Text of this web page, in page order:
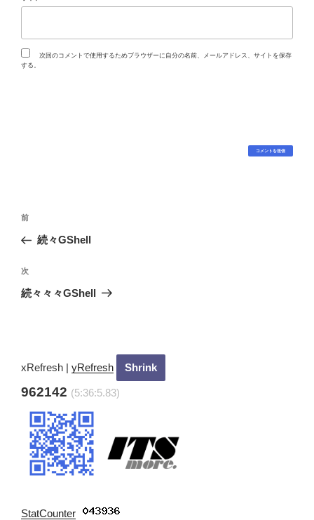
次回のコメントで使用するためブラウザーに自分の名前、メールアドレス、サイトを保存
する。
投
ナ
ビ
ゲ
ン
過
去
投
稿
前
続々GShell
次
の
次
続々々々GShell
xRefresh | yRefresh
962142 (5:36:7.3)
StatCounter